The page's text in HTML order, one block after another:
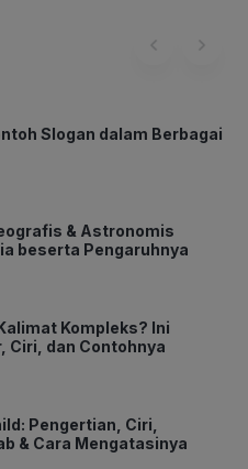
Slogan dalam Berbagai
& Astronomis
beserta Pengaruhnya
Kompleks? Ini
Ciri, dan Contohnya
Pengertian, Ciri,
& Cara Mengatasinya